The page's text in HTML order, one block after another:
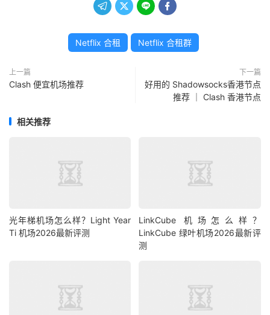
   
Netflix 合租 Netflix 合租群
上一篇
Clash 便宜机场推荐
下一篇
好用的 Shadowsocks香港节点
推荐 ｜ Clash 香港节点
相关推荐
光年梯机场怎么样？Light Year
Ti 机场2026最新评测
LinkCube 机场怎么样？
LinkCube 绿叶机场2026最新评
测